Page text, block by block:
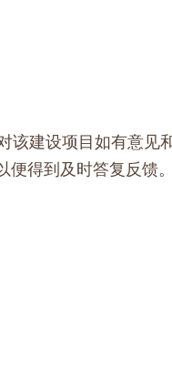
该建设项目如有意见
便得到及时答复反馈。